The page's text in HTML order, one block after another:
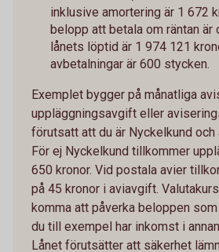
inklusive amortering är 1 672
belopp att betala om räntan är
lånets löptid är 1 974 121
avbetalningar är 600 stycken.
Exemplet bygger på månatliga
uppläggningsavgift eller
förutsatt att du är Nyckelkund
För ej Nyckelkund tillkommer
650 kronor. Vid postala avier
på 45 kronor i aviavgift.
komma att påverka beloppen
du till exempel har inkomst i
Lånet förutsätter att säkerhet